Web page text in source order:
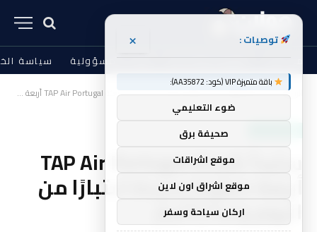
من نحن الشروط والأحكام إخلاء المسؤولية سياسة
الرئيسية » أخبار العالم » سياحة و سفر » ستبدأ شركة TAP Air Portugal أربعة خطوط جديدة اعتبارًا من اليوم وغدًا | أخبار
ستبدأ شركة TAP Air Portugal
أربعة خطوط جديدة اعتبارًا من
اليوم وغدًا | أخبار
توصيات : ×
باقة متميزة VIP (كود: AA35872):
ضوء التعليمي
صحيفة برق
موقع اشراقات
موقع اشراق اون لاين
اركان سياحة وسفر